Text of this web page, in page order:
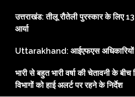
उत्तराखंड: तीलू रौतेली पुरस्कार के लिए
आर्या
Uttarakhand: आईएफएस
भारी से बहुत भारी वर्षा की चेतावनी के
विभागों को हाई अलर्ट पर रहने के निर्देश